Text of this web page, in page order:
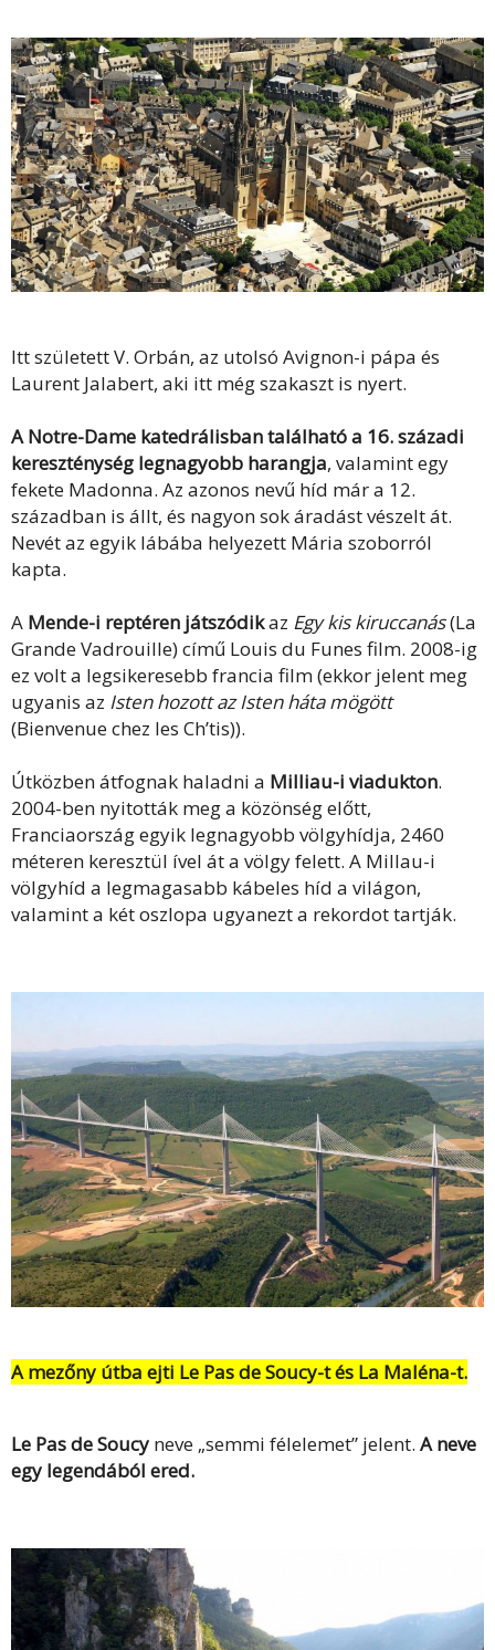
Itt született V. Orbán, az utolsó Avignon-i pápa és
Laurent Jalabert, aki itt még szakaszt is nyert.
A Notre-Dame katedrálisban található a 16. századi
kereszténység legnagyobb harangja, valamint egy
fekete Madonna. Az azonos nevű híd már a 12.
században is állt, és nagyon sok áradást vészelt át.
Nevét az egyik lábába helyezett Mária szoborról
kapta.
A Mende-i reptéren játszódikaz Egy kis kiruccanás(La
Grande Vadrouille) című Louis du Funes film. 2008-ig
ez volt a legsikeresebb francia film (ekkor jelent meg
ugyanis az Isten hozott az Isten háta mögött
(Bienvenue chez les Ch’tis)).
Útközben átfognak haladni a Milliau-i viadukton.
2004-ben nyitották meg a közönség előtt,
Franciaország egyik legnagyobb völgyhídja, 2460
méteren keresztül ível át a völgy felett. A Millau-i
völgyhíd a legmagasabb kábeles híd a világon,
valamint a két oszlopa ugyanezt a rekordot tartják.
A mezőny útba ejti Le Pas de Soucy-t és La Maléna-t.
Le Pas de Soucy neve „semmi félelemet” jelent. A neve
egy legendából ered.